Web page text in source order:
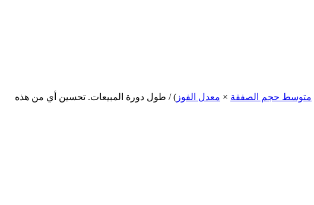
متوسط حجم الصفقة × معدل الفوز ) / طول دورة المبيعات. تحسين أي من هذه